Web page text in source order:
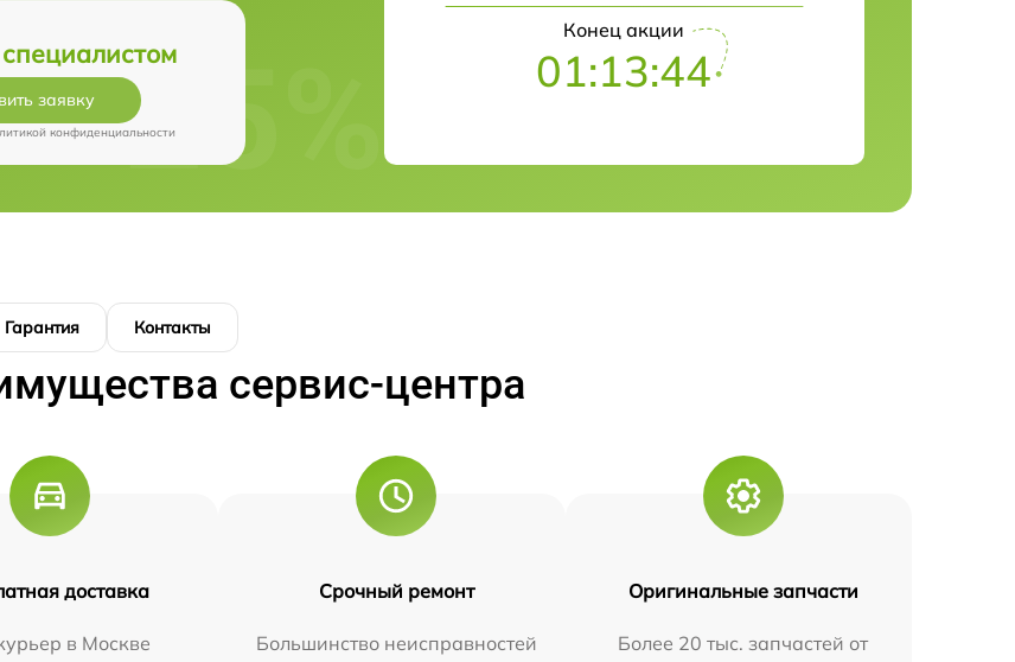
заявку
конфиденциальности
Конец акции
01:13:43
Гарантия Контакты
сервис-центра
доставка
в Москве
Срочный ремонт
Большинство неисправностей
Оригинальные запчасти
Более 20 тыс. запчастей от